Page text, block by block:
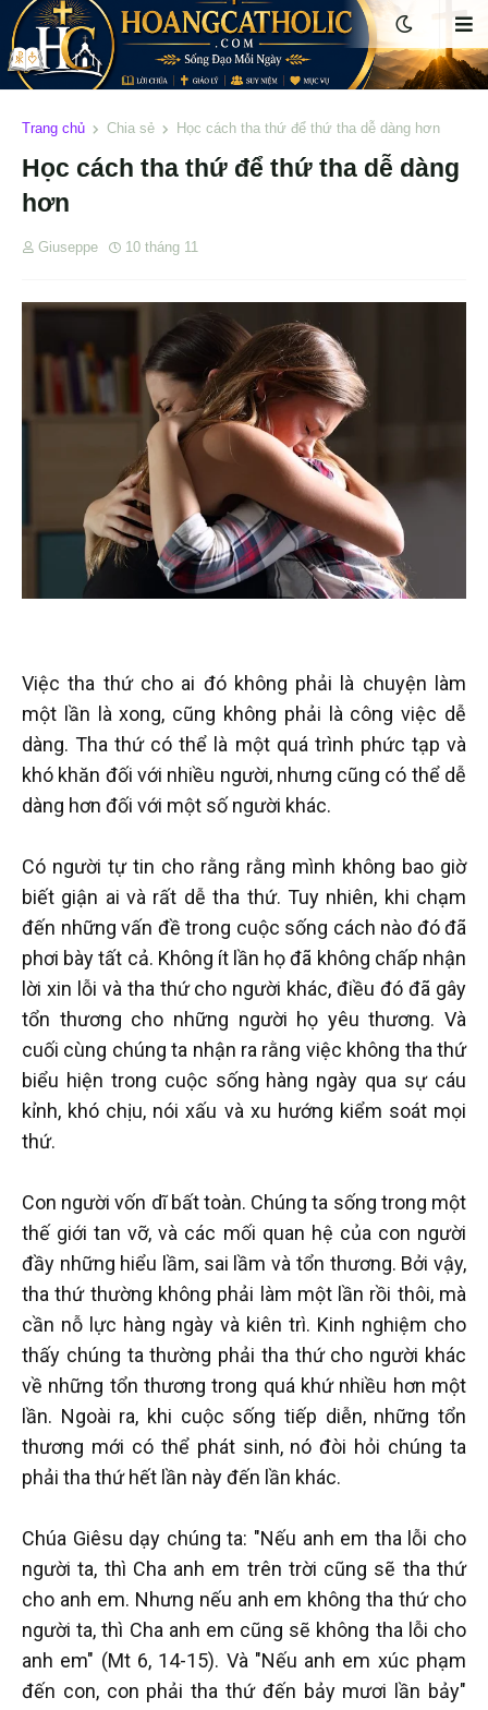
Trang chủ Chia sẻ Học cách tha thứ để thứ tha dễ dàng hơn
Học cách tha thứ để thứ tha dễ dàng
hơn
Giuseppe 10 tháng 11
Việc tha thứ cho ai đó không phải là chuyện làm
một lần là xong, cũng không phải là công việc dễ
dàng. Tha thứ có thể là một quá trình phức tạp và
khó khăn đối với nhiều người, nhưng cũng có thể dễ
dàng hơn đối với một số người khác.
Có người tự tin cho rằng rằng mình không bao giờ
biết giận ai và rất dễ tha thứ. Tuy nhiên, khi chạm
đến những vấn đề trong cuộc sống cách nào đó đã
phơi bày tất cả. Không ít lần họ đã không chấp nhận
lời xin lỗi và tha thứ cho người khác, điều đó đã gây
tổn thương cho những người họ yêu thương. Và
cuối cùng chúng ta nhận ra rằng việc không tha thứ
biểu hiện trong cuộc sống hàng ngày qua sự cáu
kỉnh, khó chịu, nói xấu và xu hướng kiểm soát mọi
thứ.
Con người vốn dĩ bất toàn. Chúng ta sống trong một
thế giới tan vỡ, và các mối quan hệ của con người
đầy những hiểu lầm, sai lầm và tổn thương. Bởi vậy,
tha thứ thường không phải làm một lần rồi thôi, mà
cần nỗ lực hàng ngày và kiên trì. Kinh nghiệm cho
thấy chúng ta thường phải tha thứ cho người khác
về những tổn thương trong quá khứ nhiều hơn một
lần. Ngoài ra, khi cuộc sống tiếp diễn, những tổn
thương mới có thể phát sinh, nó đòi hỏi chúng ta
phải tha thứ hết lần này đến lần khác.
Chúa Giêsu dạy chúng ta: "Nếu anh em tha lỗi cho
người ta, thì Cha anh em trên trời cũng sẽ tha thứ
cho anh em. Nhưng nếu anh em không tha thứ cho
người ta, thì Cha anh em cũng sẽ không tha lỗi cho
anh em" (Mt 6, 14-15). Và "Nếu anh em xúc phạm
đến con, con phải tha thứ đến bảy mươi lần bảy"